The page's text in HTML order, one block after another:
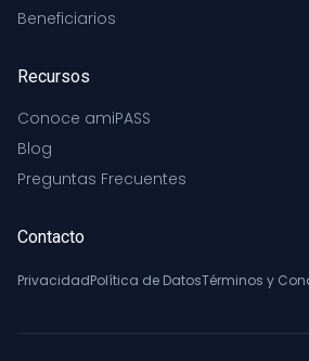
Beneficiarios
Recursos
Conoce amiPASS
Blog
Preguntas Frecuentes
Contacto
PrivacidadPolítica de DatosTérminos y